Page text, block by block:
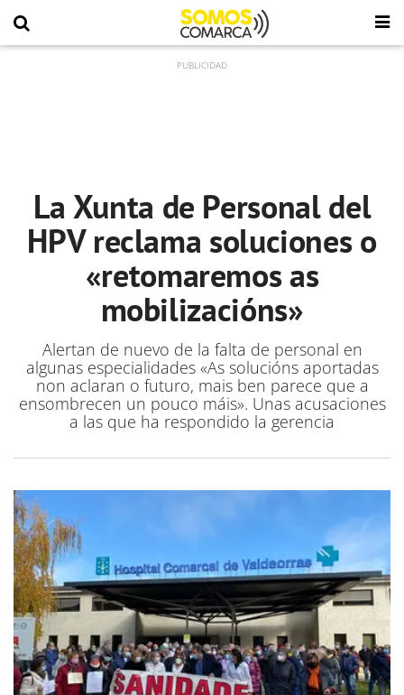
La Xunta de Personal del
HPV reclama soluciones o
«retomaremos as
mobilizacións»
Alertan de nuevo de la falta de personal en
algunas especialidades «As solucións aportadas
non aclaran o futuro, mais ben parece que a
ensombrecen un pouco máis». Unas acusaciones
a las que ha respondido la gerencia